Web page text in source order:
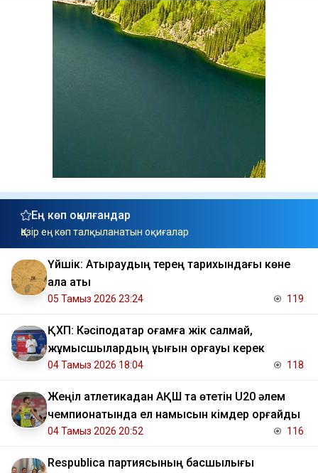
Ең көп оқылғандар
Қазір ең көп талқыланатын оқиғалар
Үйшік: Атыраудың терең тарихындағы көне
қала аты
05 Тамыз 2026 23:24 119
ҚХП: Кәсіподақтар қоғамға жік салмай,
жұмысшылардың құқығын қорғауы керек
04 Тамыз 2026 18:04 118
Жеңіл атлетикадан АҚШ та өтетін U20 әлем
чемпионатында ел намысын кімдер қорғайды
04 Тамыз 2026 20:52 116
Respublica партиясының басшылығы